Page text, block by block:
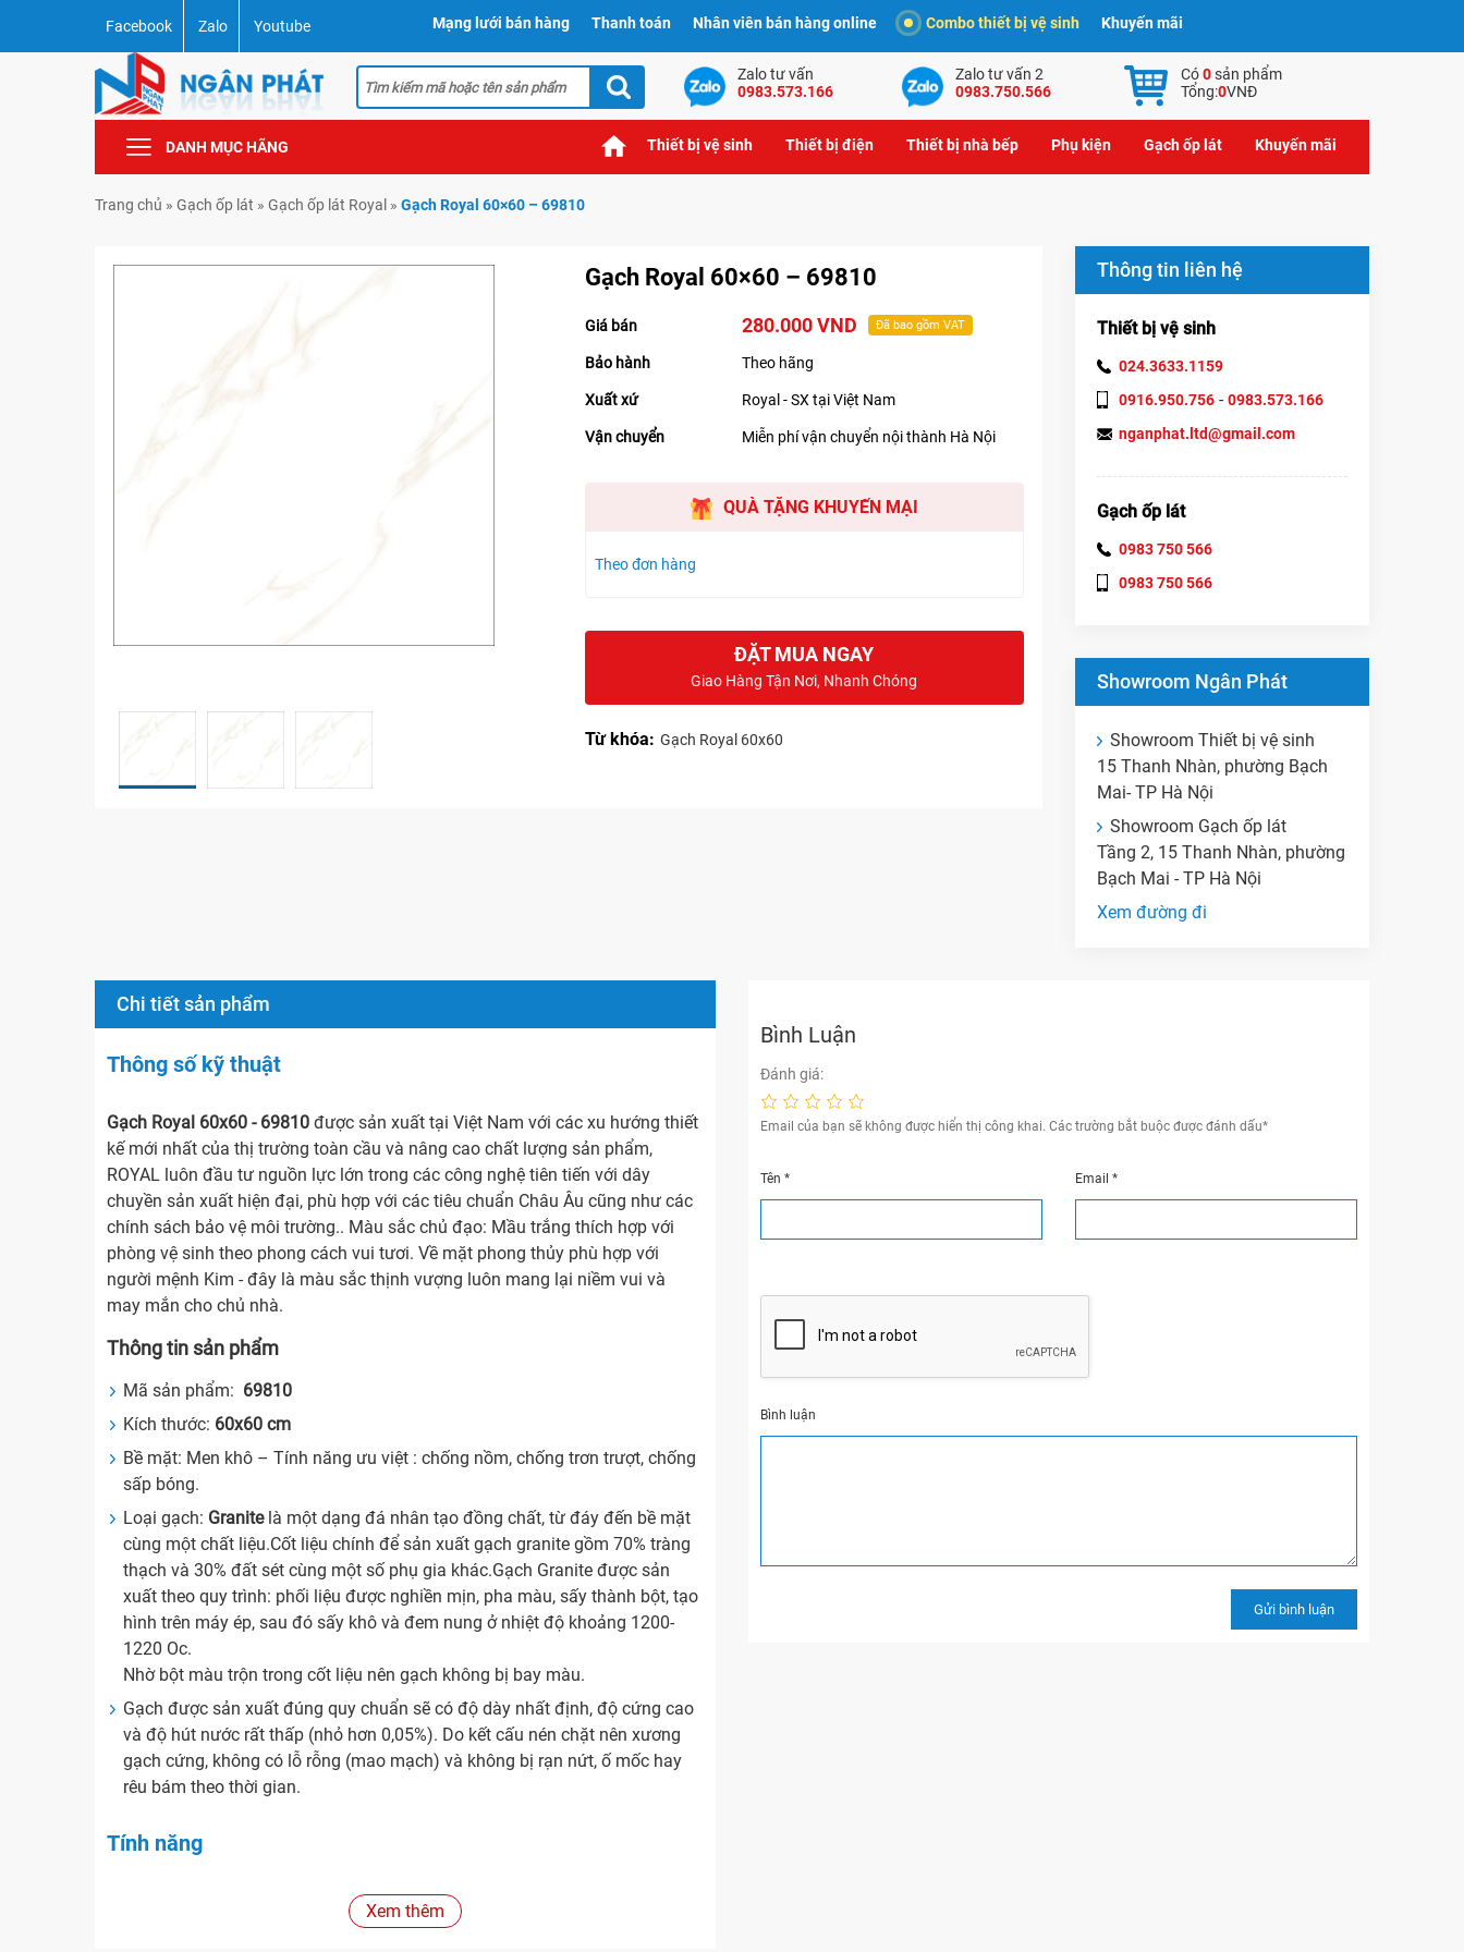
Facebook Zalo Youtube Mạng lưới bán hàng Thanh toán Nhân viên bán hàng online Combo thiết bị vệ sinh Khuyến mãi
Zalo tư vấn
0983.573.166
Zalo tư vấn 2
0983.750.566
Có0sản phẩm
Tổng:0VNĐ
DANH MỤC HÃNG Thiết bị vệ sinh Thiết bị điện Thiết bị nhà bếp Phụ kiện Gạch ốp lát Khuyến mãi
Trang chủ » Gạch ốp lát » Gạch ốp lát Royal » Gạch Royal 60×60 – 69810
Gạch Royal 60×60 – 69810
Giá bán 280.000 VND Đã bao gồm VAT
Bảo hành Theo hãng
Xuất xứ Royal - SX tại Việt Nam
Vận chuyển Miễn phí vận chuyển nội thành Hà Nội
QUÀ TẶNG KHUYẾN MẠI
Theo đơn hàng
ĐẶT MUA NGAY
Giao Hàng Tận Nơi, Nhanh Chóng
Từ khóa: Gạch Royal 60x60
Thông tin liên hệ
Thiết bị vệ sinh
024.3633.1159
0916.950.756 - 0983.573.166
nganphat.ltd@gmail.com
Gạch ốp lát
0983 750 566
0983 750 566
Showroom Ngân Phát
Showroom Thiết bị vệ sinh
15 Thanh Nhàn, phường Bạch
Mai- TP Hà Nội
Showroom Gạch ốp lát
Tầng 2, 15 Thanh Nhàn, phường
Bạch Mai - TP Hà Nội
Xem đường đi
Chi tiết sản phẩm
Thông số kỹ thuật
Gạch Royal 60x60 - 69810 được sản xuất tại Việt Nam với các xu hướng thiết
kế mới nhất của thị trường toàn cầu và nâng cao chất lượng sản phẩm,
ROYAL luôn đầu tư nguồn lực lớn trong các công nghệ tiên tiến với dây
chuyền sản xuất hiện đại, phù hợp với các tiêu chuẩn Châu Âu cũng như các
chính sách bảo vệ môi trường.. Màu sắc chủ đạo: Mầu trắng thích hợp với
phòng vệ sinh theo phong cách vui tươi. Về mặt phong thủy phù hợp với
người mệnh Kim - đây là màu sắc thịnh vượng luôn mang lại niềm vui và
may mắn cho chủ nhà.
Thông tin sản phẩm
Mã sản phẩm: 69810
Kích thước: 60x60 cm
Bề mặt: Men khô – Tính năng ưu việt : chống nồm, chống trơn trượt, chống
sấp bóng.
Loại gạch: Granitelà một dạng đá nhân tạo đồng chất, từ đáy đến bề mặt
cùng một chất liệu.Cốt liệu chính để sản xuất gạch granite gồm 70% tràng
thạch và 30% đất sét cùng một số phụ gia khác.Gạch Granite được sản
xuất theo quy trình: phối liệu được nghiền mịn, pha màu, sấy thành bột, tạo
hình trên máy ép, sau đó sấy khô và đem nung ở nhiệt độ khoảng 1200-
1220 Oc.
Nhờ bột màu trộn trong cốt liệu nên gạch không bị bay màu.
Gạch được sản xuất đúng quy chuẩn sẽ có độ dày nhất định, độ cứng cao
và độ hút nước rất thấp (nhỏ hơn 0,05%). Do kết cấu nén chặt nên xương
gạch cứng, không có lỗ rỗng (mao mạch) và không bị rạn nứt, ố mốc hay
rêu bám theo thời gian.
Tính năng
Xem thêm
Bình Luận
Đánh giá:
Email của bạn sẽ không được hiển thị công khai. Các trường bắt buộc được đánh dấu*
Tên* Email *
Bình luận